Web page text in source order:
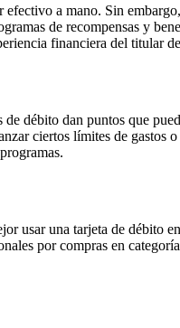
a mano. Sin
de recompensas y
financiera del titular
débito dan puntos que
ciertos límites de gastos
usar una tarjeta de débito
por compras en